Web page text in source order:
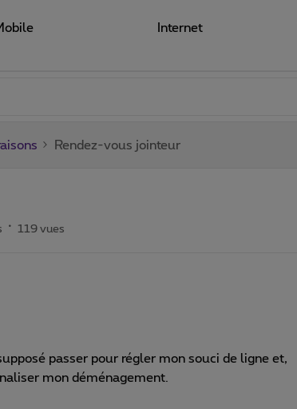
Internet
Rendez-vous jointeur
119 vues
passer pour régler mon souci de ligne et,
mon déménagement.